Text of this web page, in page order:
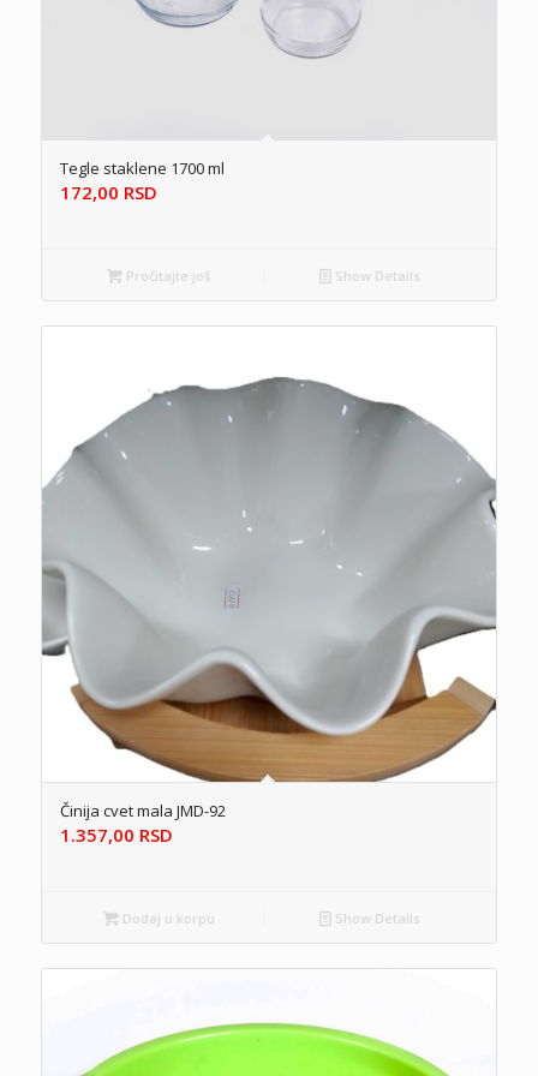
Tegle staklene 1700 ml
172,00 RSD
Pročitajte još Show Details
Činija cvet mala JMD-92
1.357,00 RSD
Dodaj u korpu Show Details